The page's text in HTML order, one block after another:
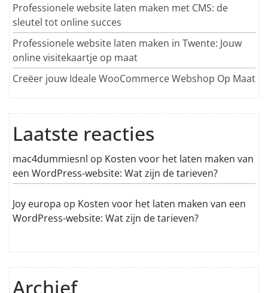
Professionele website laten maken met CMS: de
sleutel tot online succes
Professionele website laten maken in Twente: Jouw
online visitekaartje op maat
Creëer jouw Ideale WooCommerce Webshop Op Maat
Laatste reacties
mac4dummiesnl op Kosten voor het laten maken van
een WordPress-website: Wat zijn de tarieven?
Joy europa op Kosten voor het laten maken van een
WordPress-website: Wat zijn de tarieven?
Archief